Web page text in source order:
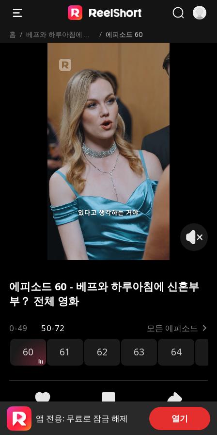
홈 / 베프와 하루아침에 신
/ 에피소드 60
있다고 생각하는 거야
에피소드 60 - 베프와 하루아침에 신혼부
부？ 전체 영화
0-49 50-72 모든 에피소드
60 61 62 63 64
653 370 공유
앱 전용: 무료로 잠금 해제 열기